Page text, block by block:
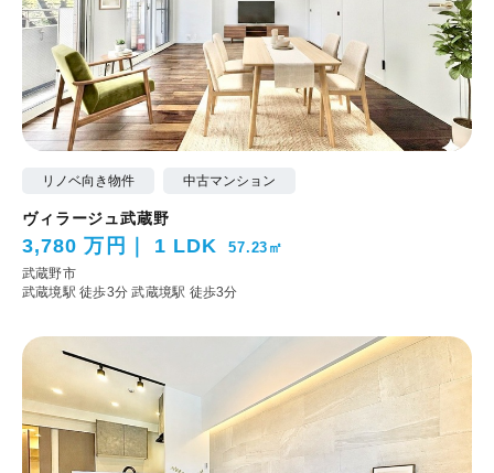
リノベ向き物件 中古マンション
ヴィラージュ武蔵野
3,780 万円 1 LDK 57.23㎡
武蔵野市
武蔵境駅 徒歩3分武蔵境駅 徒歩3分